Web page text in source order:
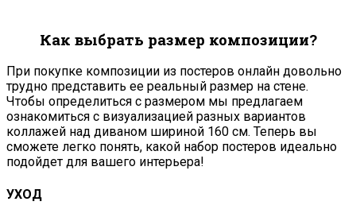
Как выбрать размер композиции?
При покупке композиции из постеров онлайн довольно
трудно представить ее реальный размер на стене.
Чтобы определиться с размером мы предлагаем
ознакомиться с визуализацией разных вариантов
коллажей над диваном шириной 160 см. Теперь вы
сможете легко понять, какой набор постеров идеально
подойдет для вашего интерьера!
УХОД